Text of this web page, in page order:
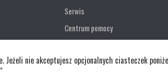
Serwis
Centrum pomocy
Zwroty
nie akceptujesz opcjonalnych ciasteczek